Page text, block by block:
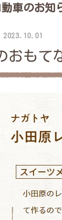
車のお知
2023.10.01
おもて